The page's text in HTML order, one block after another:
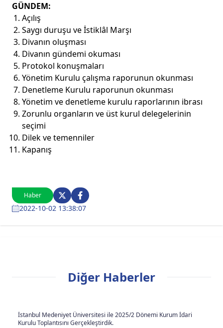
Haber
2022-10-02 13:38:07
GÜNDEM:
Açılış
Saygı duruşu ve İstiklâl Marşı
Divanın oluşması
Divanın gündemi okuması
Protokol konuşmaları
Yönetim Kurulu çalışma raporunun okunması
Denetleme Kurulu raporunun okunması
Yönetim ve denetleme kurulu raporlarının ibrası
Zorunlu organların ve üst kurul delegelerinin
seçimi
Dilek ve temenniler
Kapanış
Diğer Haberler
İstanbul Medeniyet Üniversitesi ile 2025/2 Dönemi Kurum İdari
Kurulu Toplantısını Gerçekleştirdik.